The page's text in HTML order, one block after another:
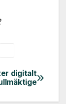
digitalt